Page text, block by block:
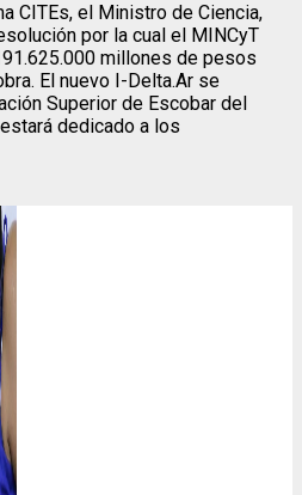
CITEs, el Ministro de Ciencia,
por la cual el MINCyT
millones de pesos
El nuevo I-Delta.Ar se
Superior de Escobar del
dedicado a los